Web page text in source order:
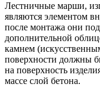
Лестничные марши,
являются элементом
после монтажа они
дополнительной
камнем
поверхности должны
на поверхность
массе слой бетона.